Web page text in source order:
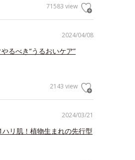
71583 view
2024/04/08
るべき“うるおいケア”
2143 view
2024/03/21
リ肌！植物生まれの先行型